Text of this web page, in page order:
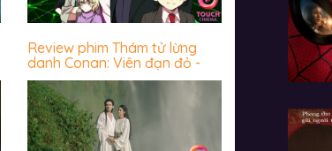
Review phim Thám tử lừng
danh Conan: Viên đạn đỏ -
Hấp dẫn miễn chê